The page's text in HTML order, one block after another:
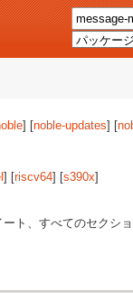
] [noble-updates] [
] [riscv64] [s390x]
ート、すべてのセクショ